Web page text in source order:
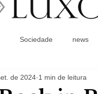
Sociedade news
de 2024 1 min de leitura